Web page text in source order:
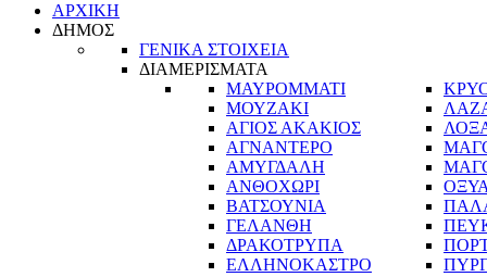
ΑΡΧΙΚΗ
ΔΗΜΟΣ
ΓΕΝΙΚΑ ΣΤΟΙΧΕΙΑ
ΔΙΑΜΕΡΙΣΜΑΤΑ
ΜΑΥΡΟΜΜΑΤΙ
ΜΟΥΖΑΚΙ
ΑΓΙΟΣ ΑΚΑΚΙΟΣ
ΑΓΝΑΝΤΕΡΟ
ΑΜΥΓΔΑΛΗ
ΑΝΘΟΧΩΡΙ
ΒΑΤΣΟΥΝΙΑ
ΓΕΛΑΝΘΗ
ΔΡΑΚΟΤΡΥΠΑ
ΕΛΛΗΝΟΚΑΣΤΡΟ